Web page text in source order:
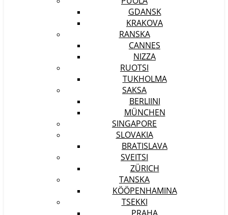
GDANSK
KRAKOVA
RANSKA
CANNES
NIZZA
RUOTSI
TUKHOLMA
SAKSA
BERLIINI
MÜNCHEN
SINGAPORE
SLOVAKIA
BRATISLAVA
SVEITSI
ZÜRICH
TANSKA
KÖÖPENHAMINA
TSEKKI